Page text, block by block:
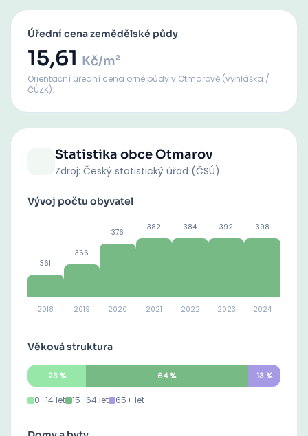
Úřední cena zemědělské půdy
15,61 Kč/m²
Orientační úřední cena orné půdyv Otmarově (vyhláška /
ČÚZK).
Statistika obceOtmarov
Zdroj: Český statistický úřad (ČSÚ).
Vývoj počtu obyvatel
361
2018
366
2019
376
2020
382
2021
384
2022
392
2023
398
2024
Věková struktura
23% 64% 13%
0–14 let 15–64 let 65+ let